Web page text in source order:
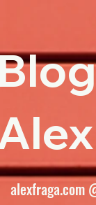
alexfraga.com